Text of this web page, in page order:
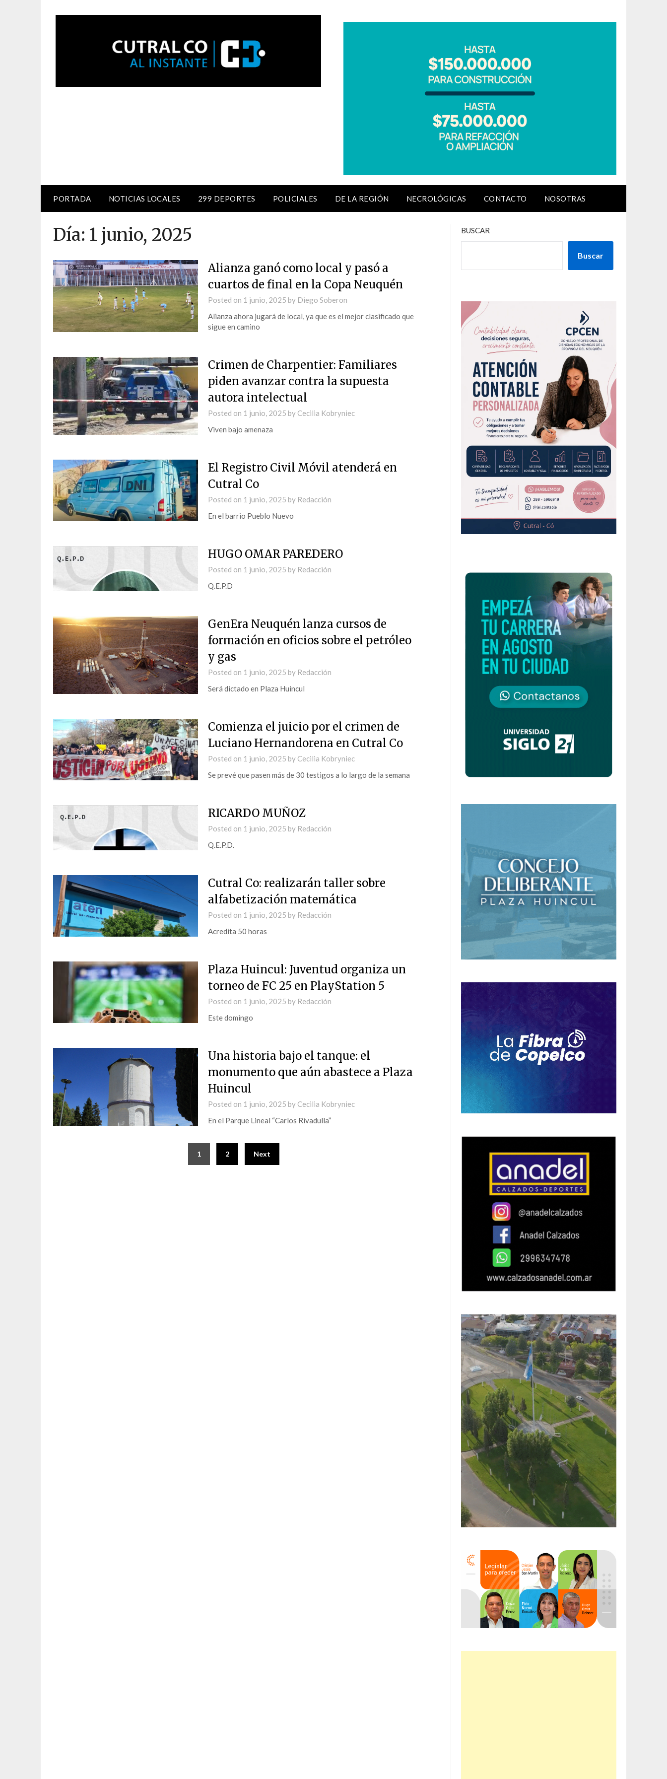
PORTADA NOTICIAS LOCALES 299 DEPORTES POLICIALES DE LA REGIÓN NECROLÓGICAS CONTACTO NOSOTRAS
Día: 1 junio, 2025
Alianza ganó como local y pasó a
cuartos de final en la Copa Neuquén
Posted on 1 junio, 2025 by Diego Soberon
Alianza ahora jugará de local, ya que es el mejor clasificado que
sigue en camino
Crimen de Charpentier: Familiares
piden avanzar contra la supuesta
autora intelectual
Posted on 1 junio, 2025 by Cecilia Kobryniec
Viven bajo amenaza
El Registro Civil Móvil atenderá en
Cutral Co
Posted on 1 junio, 2025 by Redacción
En el barrio Pueblo Nuevo
HUGO OMAR PAREDERO
Posted on 1 junio, 2025 by Redacción
Q.E.P.D
GenEra Neuquén lanza cursos de
formación en oficios sobre el petróleo
y gas
Posted on 1 junio, 2025 by Redacción
Será dictado en Plaza Huincul
Comienza el juicio por el crimen de
Luciano Hernandorena en Cutral Co
Posted on 1 junio, 2025 by Cecilia Kobryniec
Se prevé que pasen más de 30 testigos a lo largo de la semana
RICARDO MUÑOZ
Posted on 1 junio, 2025 by Redacción
Q.E.P.D.
Cutral Co: realizarán taller sobre
alfabetización matemática
Posted on 1 junio, 2025 by Redacción
Acredita 50 horas
Plaza Huincul: Juventud organiza un
torneo de FC 25 en PlayStation 5
Posted on 1 junio, 2025 by Redacción
Este domingo
Una historia bajo el tanque: el
monumento que aún abastece a Plaza
Huincul
Posted on 1 junio, 2025 by Cecilia Kobryniec
En el Parque Lineal “Carlos Rivadulla”
1 2 Next
BUSCAR
Buscar